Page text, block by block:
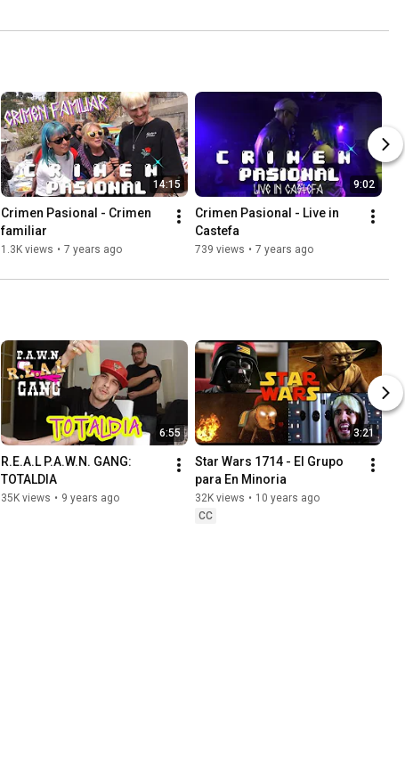
14:15
Crimen Pasional - Crimen
familiar
1.3K views • 7 years ago
9:02
Crimen Pasional - Live in
Castefa
739 views • 7 years ago
6:55
R.E.A.L P.A.W.N. GANG:
TOTALDIA
35K views • 9 years ago
3:21
Star Wars 1714 - El Grupo
para En Minoria
32K views • 10 years ago
CC